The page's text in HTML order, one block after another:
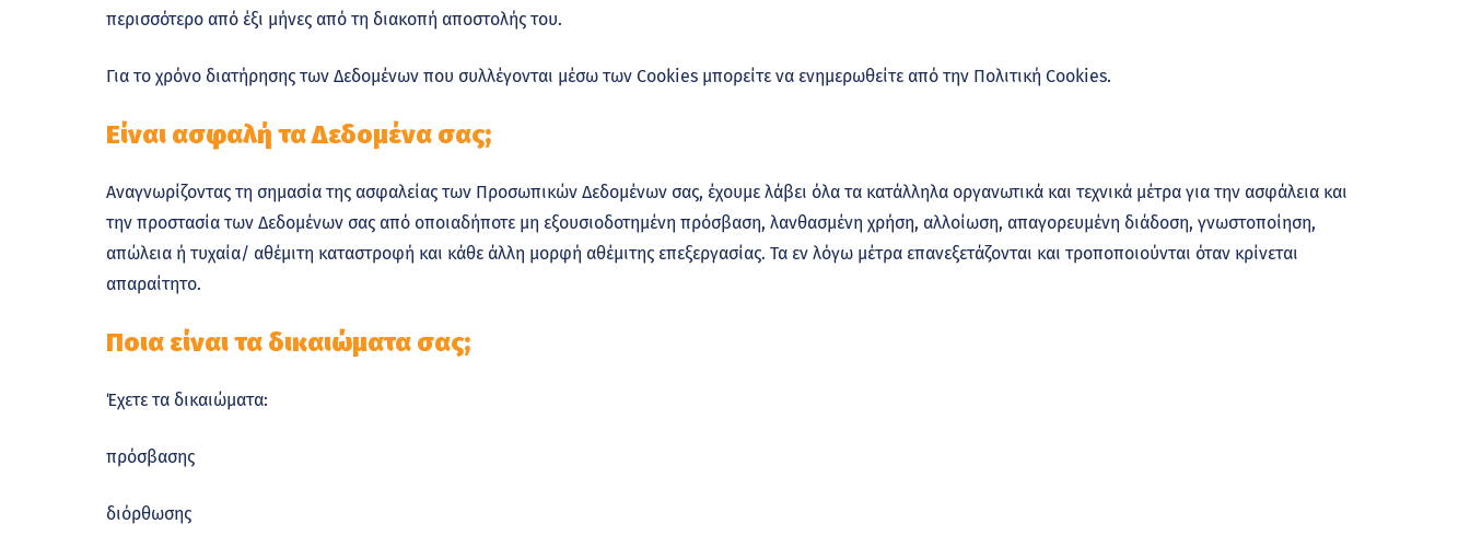
περισσότερο από έξι μήνες από τη διακοπή αποστολής του.
Για το χρόνο διατήρησης των Δεδομένων που συλλέγονται μέσω των Cookies μπορείτε να ενημερωθείτε από την Πολιτική Cookies.
Είναι ασφαλή τα Δεδομένα σας;
Αναγνωρίζοντας τη σημασία της ασφαλείας των Προσωπικών Δεδομένων σας, έχουμε λάβει όλα τα κατάλληλα οργανωτικά και τεχνικά μέτρα για την ασφάλεια και
την προστασία των Δεδομένων σας από οποιαδήποτε μη εξουσιοδοτημένη πρόσβαση, λανθασμένη χρήση, αλλοίωση, απαγορευμένη διάδοση, γνωστοποίηση,
απώλεια ή τυχαία/ αθέμιτη καταστροφή και κάθε άλλη μορφή αθέμιτης επεξεργασίας. Τα εν λόγω μέτρα επανεξετάζονται και τροποποιούνται όταν κρίνεται
απαραίτητο.
Ποια είναι τα δικαιώματα σας;
Έχετε τα δικαιώματα:
πρόσβασης
διόρθωσης